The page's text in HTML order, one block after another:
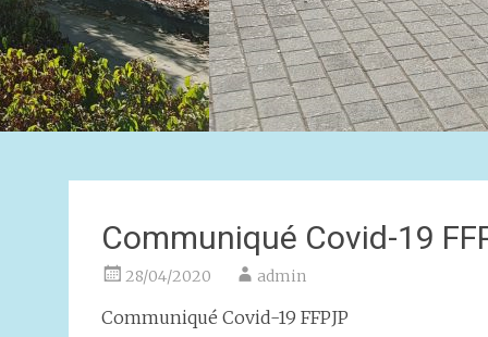
Communiqué Covid-19
28/04/2020 admin
Communiqué Covid-19 FFPJP